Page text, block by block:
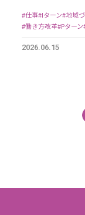
#仕事#Iターン#地域
#働き方改革#Pターン
2026.06.15